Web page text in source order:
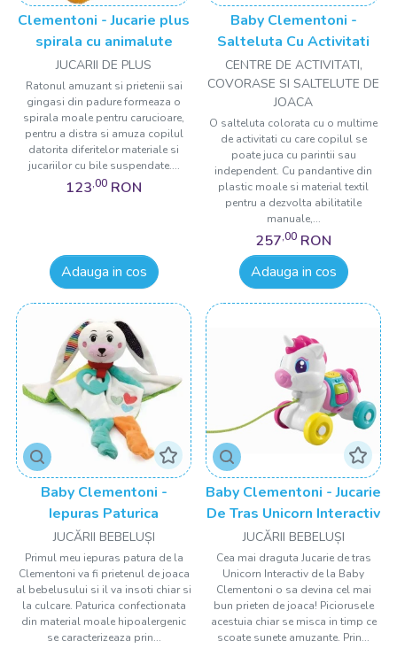
Clementoni - Jucarie plus
spirala cu animalute
JUCARII DE PLUS
Ratonul amuzant si prietenii sai
gingasi din padure formeaza o
spirala moale pentru carucioare,
pentru a distra si amuza copilul
datorita diferitelor materiale si
jucariilor cu bile suspendate....
123,00 RON
Adauga in cos
Baby Clementoni -
Salteluta Cu Activitati
CENTRE DE ACTIVITATI,
COVORASE SI SALTELUTE DE
JOACA
O salteluta colorata cu o multime
de activitati cu care copilul se
poate juca cu parintii sau
independent. Cu pandantive din
plastic moale si material textil
pentru a dezvolta abilitatile
manuale,...
257,00 RON
Adauga in cos
Baby Clementoni -
Iepuras Paturica
JUCĂRII BEBELUȘI
Primul meu iepuras patura de la
Clementoni va fi prietenul de joaca
al bebelusului si il va insoti chiar si
la culcare. Paturica confectionata
din material moale hipoalergenic
se caracterizeaza prin...
Baby Clementoni - Jucarie
De Tras Unicorn Interactiv
JUCĂRII BEBELUȘI
Cea mai draguta Jucarie de tras
Unicorn Interactiv de la Baby
Clementoni o sa devina cel mai
bun prieten de joaca! Piciorusele
acestuia chiar se misca in timp ce
scoate sunete amuzante. Prin...